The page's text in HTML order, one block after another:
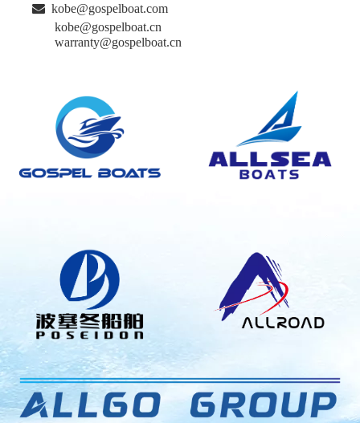
 kobe@gospelboat.com
kobe@gospelboat.cn
warranty@gospelboat.cn